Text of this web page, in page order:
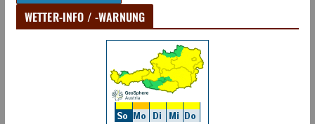
WETTER-INFO / -WARNUNG